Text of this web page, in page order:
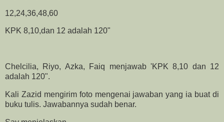
12,24,36,48,60
KPK 8,10,dan 12 adalah 120"
Chelcilia, Riyo, Azka, Faiq menjawab 'KPK 8,10 dan 12
adalah 120".
Kali Zazid mengirim foto mengenai jawaban yang ia buat di
buku tulis. Jawabannya sudah benar.